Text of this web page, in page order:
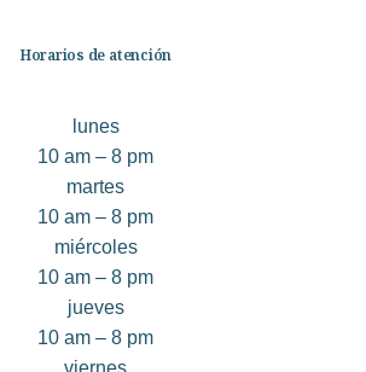
Horarios de atención
lunes
10 am – 8 pm
martes
10 am – 8 pm
miércoles
10 am – 8 pm
jueves
10 am – 8 pm
viernes